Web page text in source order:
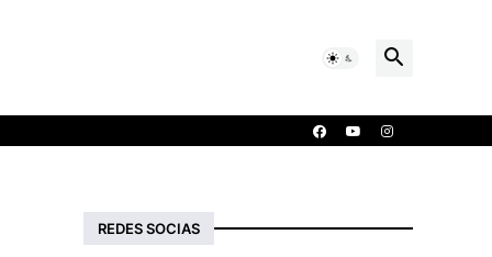
REDES SOCIAS